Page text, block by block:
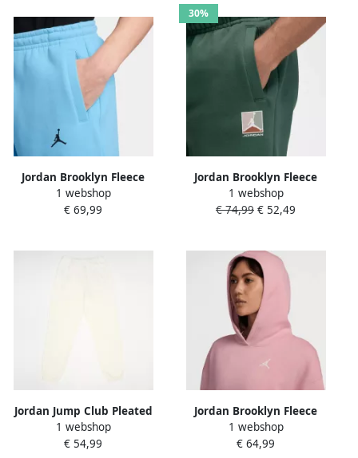
Jordan Brooklyn Fleece
Oversized Open-Hem Pants
Men Trainingsbroeken
1 webshop
€ 69,99
30%
Jordan Brooklyn Fleece
Pants Men
Trainingsbroeken groen
1 webshop
€ 74,99 € 52,49
Jordan Jump Club Pleated
Fleece Pants Unisex
Trainingsbroeken beige
1 webshop
€ 54,99
Jordan Brooklyn Fleece
Hoodie Wo Hoodies &
Sweaters lichtroze Maat XS
1 webshop
€ 64,99